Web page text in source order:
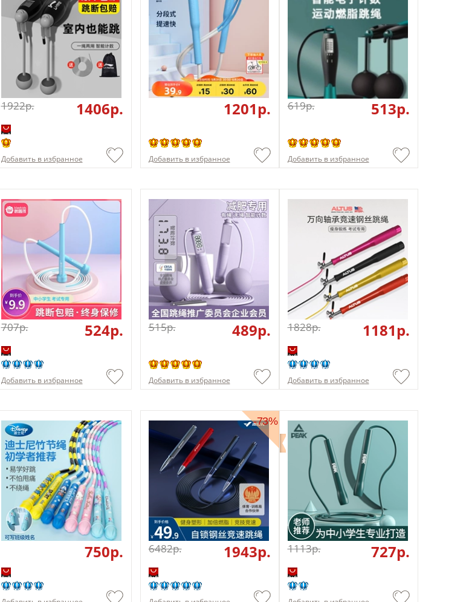
1922p. 1406p.
Добавить в избранное
1201p.
Добавить в избранное
619p. 513p.
Добавить в избранное
707p. 524p.
Добавить в избранное
515p. 489p.
Добавить в избранное
1828p. 1181p.
Добавить в избранное
750p.
-73%
6482p. 1943p. 1113p. 727p.